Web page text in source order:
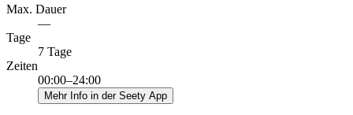
Max. Dauer
—
Tage
7 Tage
Zeiten
00:00–24:00
Mehr Info in der Seety App